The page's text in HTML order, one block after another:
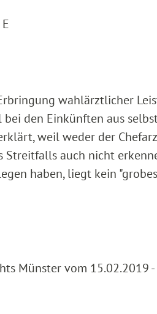
wahlärztlicher
den Einkünften aus
weil weder der
auch nicht
haben, liegt kein
Münster vom 15.02.2019